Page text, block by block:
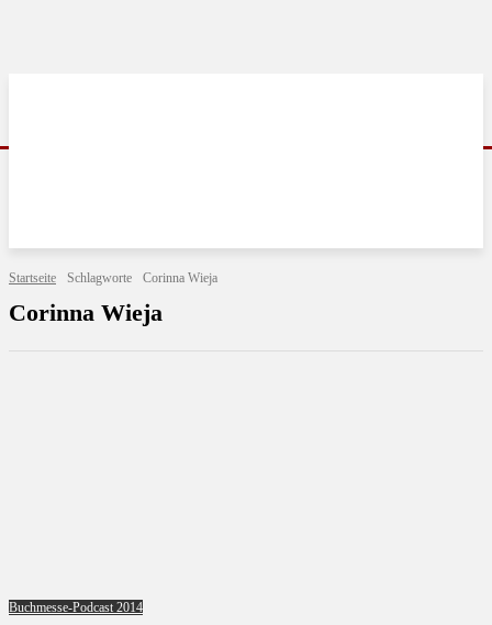
Startseite Schlagworte Corinna Wieja
Corinna Wieja
Buchmesse-Podcast 2014